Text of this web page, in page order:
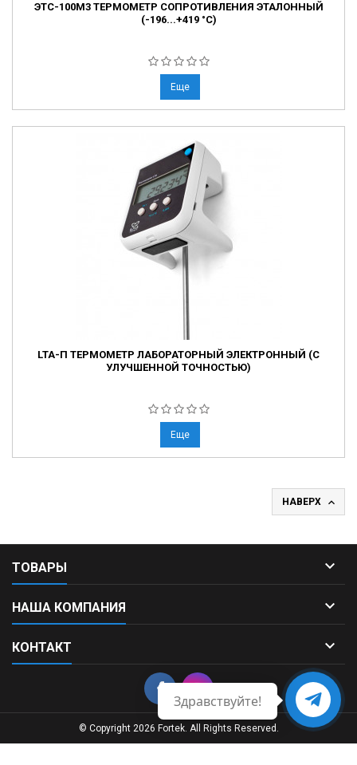
ЭТС-100М3 ТЕРМОМЕТР СОПРОТИВЛЕНИЯ ЭТАЛОННЫЙ
(-196...+419 °С)
Еще
LTA-П ТЕРМОМЕТР ЛАБОРАТОРНЫЙ ЭЛЕКТРОННЫЙ (С
УЛУЧШЕННОЙ ТОЧНОСТЬЮ)
Еще
НАВЕРХ 
ТОВАРЫ 
НАША КОМПАНИЯ 
КОНТАКТ 
Свяжитесь
с нами
Здравствуйте!
© Copyright 2026 Fortek. All Rights Reserved.